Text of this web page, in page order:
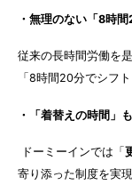
・無理のない「8時
従来の長時間労働を
「8時間20分でシフ
・「着替えの時間」
ドーミーインでは「
寄り添った制度を実